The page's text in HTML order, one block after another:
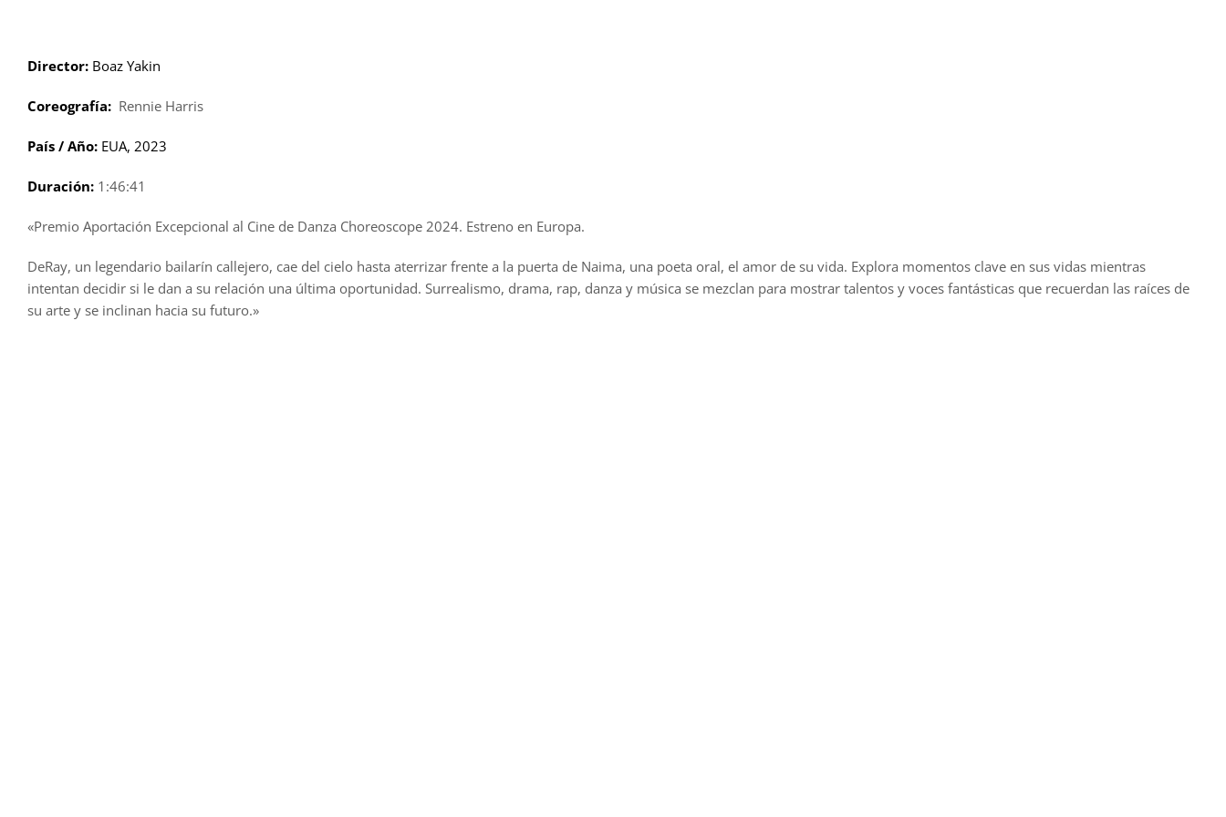
Director: Boaz Yakin
Coreografía: Rennie Harris
País / Año: EUA, 2023
Duración: 1:46:41
«Premio Aportación Excepcional al Cine de Danza Choreoscope 2024. Estreno en Europa.
DeRay, un legendario bailarín callejero, cae del cielo hasta aterrizar frente a la puerta de Naima, una poeta oral, el amor de su vida. Explora momentos clave en sus vidas mientras
intentan decidir si le dan a su relación una última oportunidad. Surrealismo, drama, rap, danza y música se mezclan para mostrar talentos y voces fantásticas que recuerdan las raíces de
su arte y se inclinan hacia su futuro.»